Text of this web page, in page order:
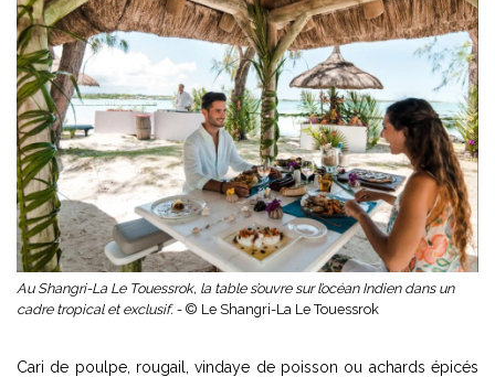
Au Shangri-La Le Touessrok, la table s’ouvre sur l’océan Indien dans un
cadre tropical et exclusif. - © Le Shangri-La Le Touessrok
Cari de poulpe, rougail, vindaye de poisson ou achards épicés